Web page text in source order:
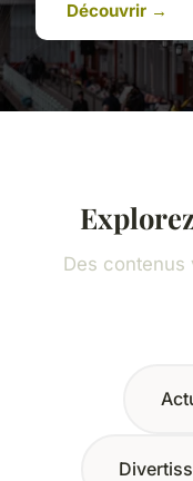
Découvrir →
Des contenus